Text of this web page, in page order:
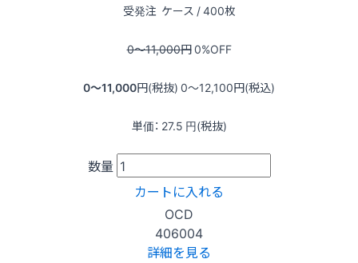
受発注 ケース / 400枚
0〜11,000円0%OFF
0〜11,000円(税抜) 0〜12,100円(税込)
単価： 27.5 円(税抜)
数量
カートに入れる
OCD
406004
詳細を見る